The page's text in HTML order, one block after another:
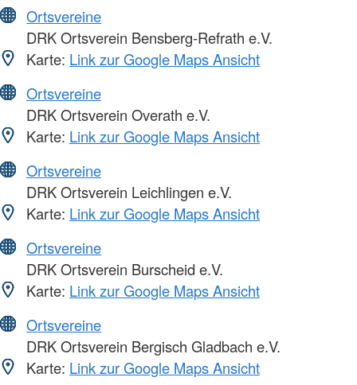
Ortsvereine
DRK Ortsverein Bensberg-Refrath e.V.
Karte: Link zur Google Maps Ansicht
Ortsvereine
DRK Ortsverein Overath e.V.
Karte: Link zur Google Maps Ansicht
Ortsvereine
DRK Ortsverein Leichlingen e.V.
Karte: Link zur Google Maps Ansicht
Ortsvereine
DRK Ortsverein Burscheid e.V.
Karte: Link zur Google Maps Ansicht
Ortsvereine
DRK Ortsverein Bergisch Gladbach e.V.
Karte: Link zur Google Maps Ansicht